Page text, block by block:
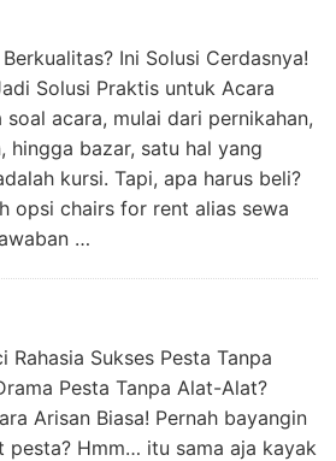
Ini Solusi Cerdasnya!
Solusi Praktis untuk Acara
soal acara, mulai dari pernikahan,
hingga bazar, satu hal yang
kursi. Tapi, apa harus beli?
opsi chairs for rent alias sewa
…
Rahasia Sukses Pesta Tanpa
Pesta Tanpa Alat-Alat?
Arisan Biasa! Pernah bayangin
pesta? Hmm… itu sama aja kayak